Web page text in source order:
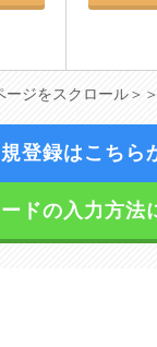
ージをスクロール＞＞
登録はこちら
ドの入力方法